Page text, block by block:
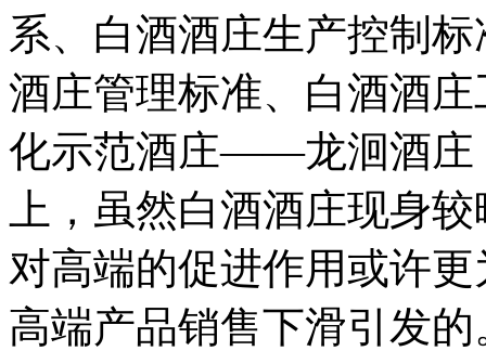
系、白酒酒庄生产控制
酒庄管理标准、白酒酒
化示范酒庄——龙洄酒庄
上，虽然白酒酒庄现身
对高端的促进作用或许
高端产品销售下滑引发